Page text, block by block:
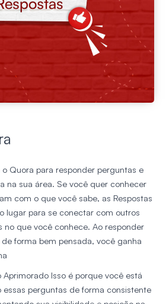
Quora para responder perguntas e
na sua área. Se você quer conhecer
com o que você sabe, as Respostas
lugar para se conectar com outros
no que você conhece. Ao responder
forma bem pensada, você ganha
AprimoradoIsso é porque você está
essas perguntas de forma consistente